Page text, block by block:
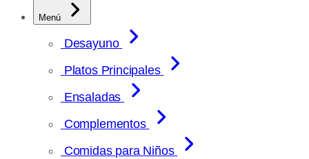
Menú
Desayuno
Platos Principales
Ensaladas
Complementos
Comidas para Niños